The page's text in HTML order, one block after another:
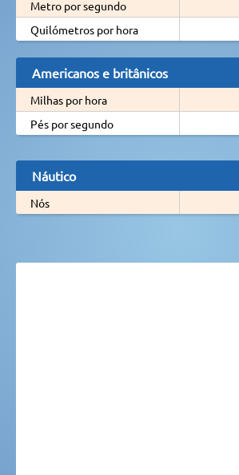
Metro por segundo
Quilómetros por hora
Americanos e britânicos
Milhas por hora
Pés por segundo
Náutico
Nós